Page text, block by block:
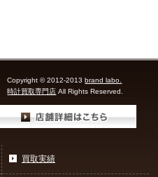
Copyright © 2012-2013brand labo.
時計買取専門店 All Rights Reserved.
買取実績